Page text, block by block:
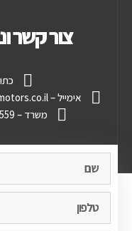
צור קשר
אימייל – david@dbymotors.co.il
משרד – 08-9222559